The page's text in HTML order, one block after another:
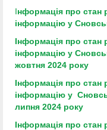
Інформація про стан
інформацію у
Інформація про стан
інформацію у
жовтня 2024 року
Інформація про стан
інформацію у
липня 2024 року
Інформація про стан